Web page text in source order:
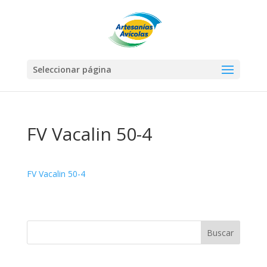
Seleccionar página
FV Vacalin 50-4
FV Vacalin 50-4